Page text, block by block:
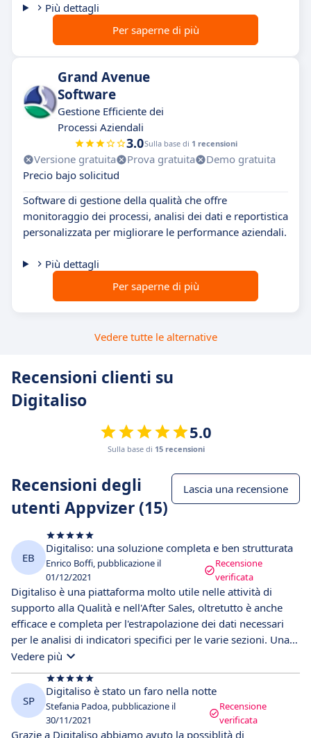
Più dettagli
Per saperne di più
Grand Avenue
Software
Gestione Efficiente dei
Processi Aziendali
3.0Sulla base di 1 recensioni
Versione gratuita Prova gratuita
Demo gratuita
Precio bajo solicitud
Software di gestione della qualità che offre
monitoraggio dei processi, analisi dei dati e reportistica
personalizzata per migliorare le performance aziendali.
Più dettagli
Per saperne di più
Vedere tutte le alternative
Recensioni clienti su
Digitaliso
5.0
Sulla base di 15 recensioni
Recensioni degli
utenti Appvizer (15)
Lascia una recensione
EB
Digitaliso: una soluzione completa e ben strutturata
Enrico Boffi, pubblicazione il
01/12/2021
Recensione
verificata
Digitaliso è una piattaforma molto utile nelle attività di
supporto alla Qualità e nell'After Sales, oltretutto è anche
efficace e completa per l'estrapolazione dei dati necessari
per le analisi di indicatori specifici per le varie sezioni. Una
soluzione completa e ben strutturata per la gestione
complessiva del sistema Qualità in azienda.
Vedere più
SP
Digitaliso è stato un faro nella notte
Stefania Padoa, pubblicazione il
30/11/2021
Recensione
verificata
Grazie a Digitaliso abbiamo avuto la possiblità di